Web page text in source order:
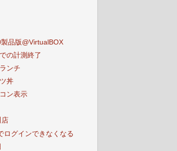
品版@VirtualBOX
の計測終了
ンチ
丼
ン表示
店
ログインできなくなる